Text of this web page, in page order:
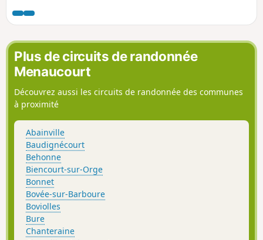
Plus de circuits de randonnée
Menaucourt
Découvrez aussi les circuits de randonnée des communes
à proximité
Abainville
Baudignécourt
Behonne
Biencourt-sur-Orge
Bonnet
Bovée-sur-Barboure
Boviolles
Bure
Chanteraine